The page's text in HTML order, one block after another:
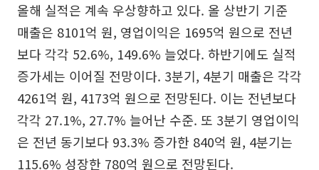
올해 실적은 계속 우상향하고 있다. 올 상반기 기준
매출은 8101억 원, 영업이익은 1695억 원으로 전년
보다 각각 52.6%, 149.6% 늘었다. 하반기에도 실적
증가세는 이어질 전망이다. 3분기, 4분기 매출은 각각
4261억 원, 4173억 원으로 전망된다. 이는 전년보다
각각 27.1%, 27.7% 늘어난 수준. 또 3분기 영업이익
은 전년 동기보다 93.3% 증가한 840억 원, 4분기는
115.6% 성장한 780억 원으로 전망된다.